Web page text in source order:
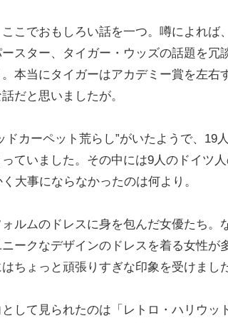
こでおもしろい話を一つ。噂によれば
スター、タイガー・ウッズの話題を冗
本当にタイガーはアカデミー賞を左右
だと思いましたが。
カーペット荒らし”がいたようで、19
ていました。その中には9人のドイツ
大事にならなかったのは何より。
ルムのドレスに身を包んだ女優たち。
ークなデザインのドレスを着る女性が
ちょっと頑張りすぎな印象を受けました
して見られたのは「レトロ・ハリウッ